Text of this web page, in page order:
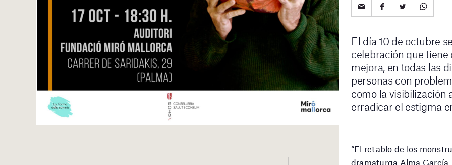
El día 10 de octubre
celebración que
mejora, en todas las
personas con
como la visibilización
erradicar el estigma
“El retablo de los
dramaturga Alma